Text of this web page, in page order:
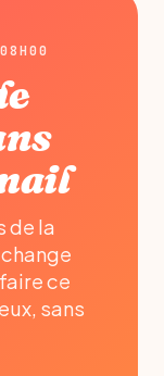
de la
ce
sans